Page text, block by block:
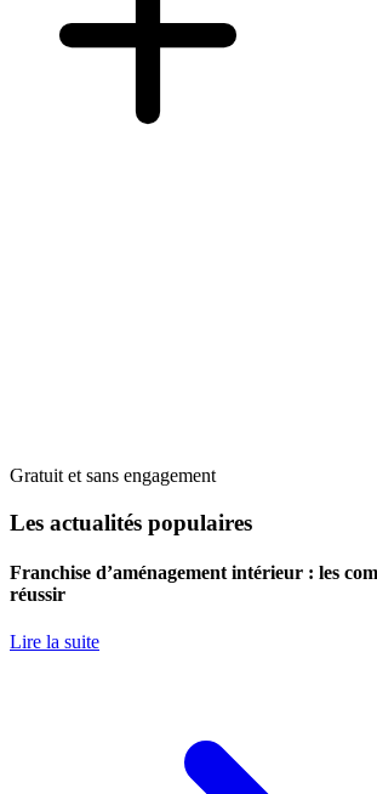
Gratuit et sans engagement
Les actualités populaires
Franchise d’aménagement intérieur : les
réussir
Lire la suite